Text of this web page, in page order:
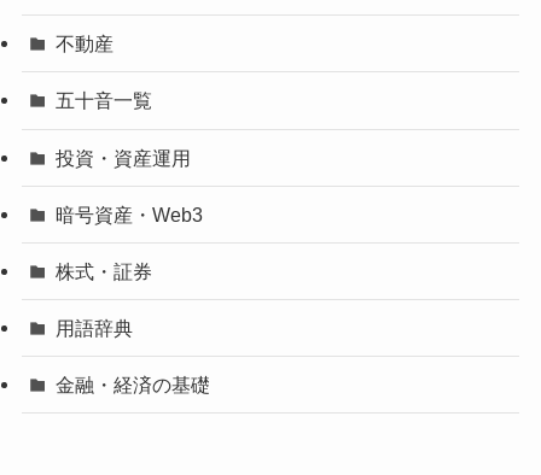
不動産
五十音一覧
投資・資産運用
暗号資産・Web3
株式・証券
用語辞典
金融・経済の基礎